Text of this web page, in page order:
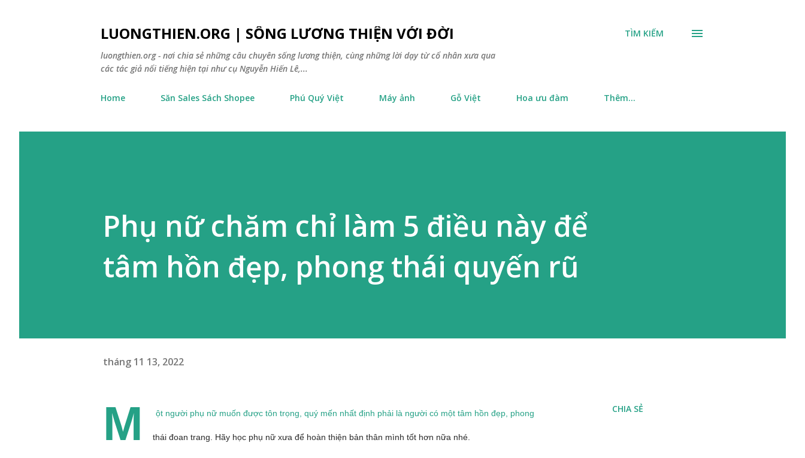
LUONGTHIEN.ORG | SỐNG LƯƠNG THIỆN VỚI ĐỜI
luongthien.org - nơi chia sẻ những câu chuyên sống lương thiện, cùng những lời dạy từ cổ nhân xưa qua
các tác giả nổi tiếng hiện tại như cụ Nguyễn Hiến Lê,...
TÌM KIẾM
Home Săn Sales Sách Shopee Phú Quý Việt Máy ảnh Gỗ Việt Hoa ưu đàm Thêm…
Phụ nữ chăm chỉ làm 5 điều này để
tâm hồn đẹp, phong thái quyến rũ
tháng 11 13, 2022
M ột người phụ nữ muốn được tôn trọng, quý mến nhất định phải là người có một tâm hồn đẹp, phong
thái đoan trang. Hãy học phụ nữ xưa để hoàn thiện bản thân mình tốt hơn nữa nhé.
CHIA SẺ